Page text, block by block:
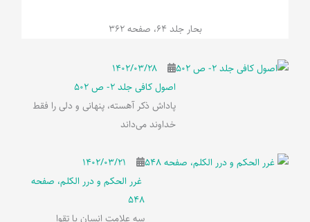
بحار جلد 64، صفحه 362
۱۴۰۲/۰۳/۲۸
اصول کافی جلد 2- ص 502
پاداش ذکر آهسته، پنهانی و دلی را فقط
خداوند می‌داند
۱۴۰۲/۰۳/۲۱
غرر الحکم و درر الکلم، صفحه
548
سه علامت انسان با تقوا